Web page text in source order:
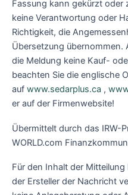
Fassung kann gekürzt oder
keine Verantwortung oder
Richtigkeit, die
Übersetzung übernommen.
die Meldung keine Kauf-
beachten Sie die englische
auf www.sedarplus.ca ,
er auf der Firmenwebsite!
Übermittelt durch das IRW-
WORLD.com
Für den Inhalt der
der Ersteller der Nachricht